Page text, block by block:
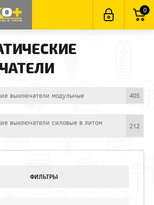
0
выключатели модульные 405
выключатели силовые в литом 212
ФИЛЬТРЫ